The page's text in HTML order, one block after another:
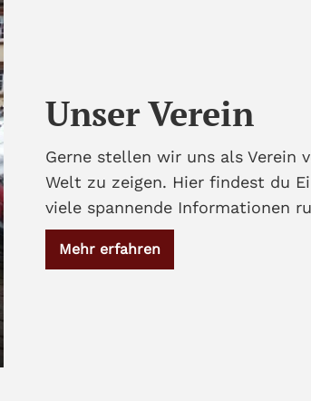
Unser Verein
Gerne stellen wir uns als Verein
Welt zu zeigen. Hier findest du
viele spannende Informationen
Mehr erfahren